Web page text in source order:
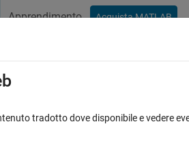
Apprendimento Acquista MATLAB
tradotto dove disponibile e vedere